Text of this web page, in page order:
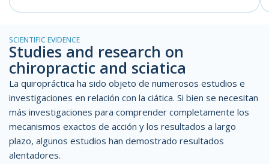
SCIENTIFIC EVIDENCE
Studies and research on
chiropractic and sciatica
La quiropráctica ha sido objeto de numerosos estudios e
investigaciones en relación con la ciática. Si bien se necesitan
más investigaciones para comprender completamente los
mecanismos exactos de acción y los resultados a largo
plazo, algunos estudios han demostrado resultados
alentadores.